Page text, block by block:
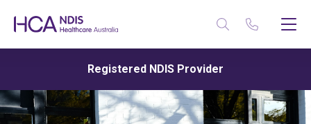
Registered NDIS Provider